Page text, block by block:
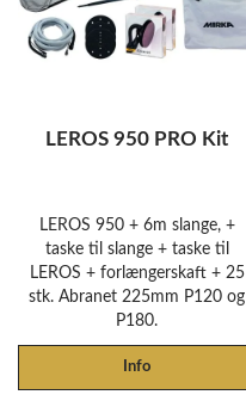
LEROS 950 PRO Kit
LEROS 950 + 6m slange, +
taske til slange + taske til
LEROS + forlængerskaft + 25
stk. Abranet 225mm P120 og
P180.
Info